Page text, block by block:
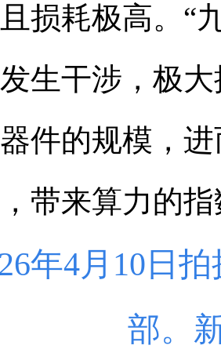
损耗极高。“
生干涉，极
件的规模，
带来算力的
4月10日拍
部。